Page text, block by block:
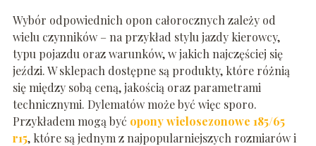
Wybór odpowiednich opon całorocznych zależy od
wielu czynników – na przykład stylu jazdy kierowcy,
typu pojazdu oraz warunków, w jakich najczęściej się
jeździ. W sklepach dostępne są produkty, które różnią
się między sobą ceną, jakością oraz parametrami
technicznymi. Dylematów może być więc sporo.
Przykładem mogą być opony wielosezonowe 185/65
r15, które są jednym z najpopularniejszych rozmiarów i